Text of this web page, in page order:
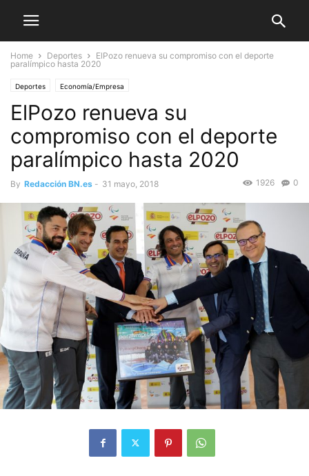
Home Deportes
ElPozo renueva su compromiso con el deporte
paralímpico hasta 2020
Deportes Economía/Empresa
ElPozo renueva su
compromiso con el deporte
paralímpico hasta 2020
By Redacción BN.es - 31 mayo, 2018 0
1926